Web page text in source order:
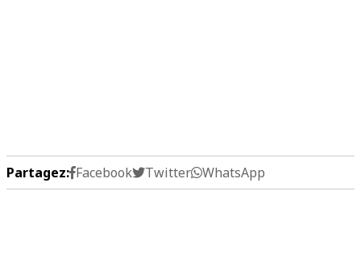
Partagez: Facebook Twitter WhatsApp